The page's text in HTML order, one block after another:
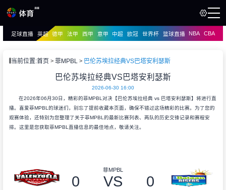
播
足球直播 英超 德甲 法甲 西甲 意甲 中超 欧冠 世界杯 篮球直播 NBA CBA
当前位置:首页 菲MPBL 巴伦苏埃拉经典VS巴塔安利瑟斯
巴伦苏埃拉经典VS巴塔安利瑟斯
2026-06-30 16:00
在2026年06月30日，精彩的菲MPBL对决【巴伦苏埃拉经典 vs 巴塔安利瑟斯】将进行直
播。喜爱菲MPBL的球迷们，别忘了提前收藏本页面，确保不错过这场精彩的比赛。为了您的
观赛体验，还特别为您整理了关于菲MPBL的最新比赛列表、两队的历史交锋记录和赛程安
排。这里是您获取菲MPBL直播信息的最佳地点，敬请关注。
菲MPBL
0 VS 0